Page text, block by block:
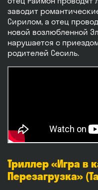
заводит
Сирилом, а отец
новой возлюбленной
нарушается с
родителей Сесиль.
Триллер «Игра в
Перезагрузка»